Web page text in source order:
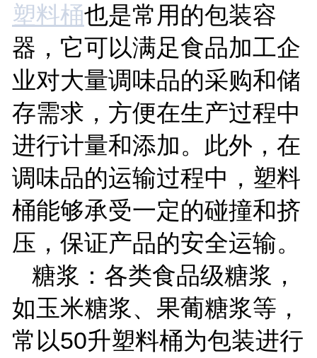
塑料桶也是常用的包装容
器，它可以满足食品加工企
业对大量调味品的采购和储
存需求，方便在生产过程中
进行计量和添加。此外，在
调味品的运输过程中，塑料
桶能够承受一定的碰撞和挤
压，保证产品的安全运输。
糖浆：各类食品级糖浆，
如玉米糖浆、果葡糖浆等，
常以50升塑料桶为包装进行